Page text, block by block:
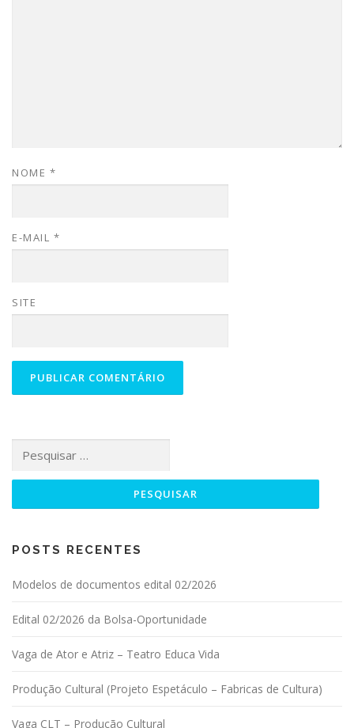
NOME *
E-MAIL *
SITE
POSTS RECENTES
Modelos de documentos edital 02/2026
Edital 02/2026 da Bolsa-Oportunidade
Vaga de Ator e Atriz – Teatro Educa Vida
Produção Cultural (Projeto Espetáculo – Fabricas de Cultura)
Vaga CLT – Produção Cultural